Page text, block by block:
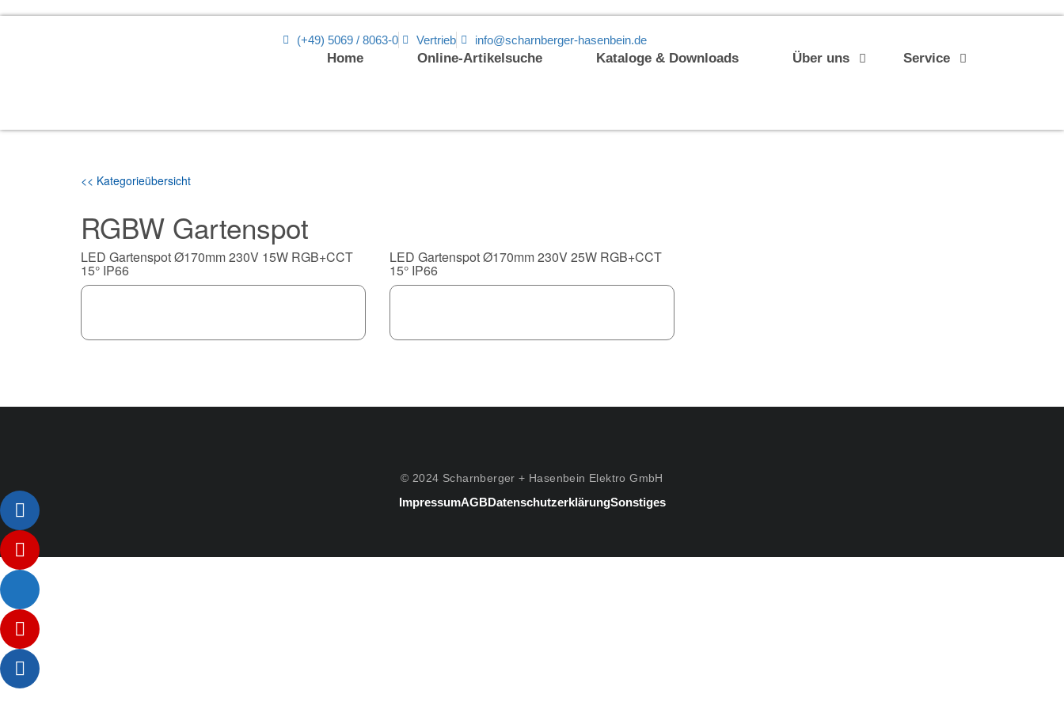
(+49) 5069 / 8063-0 Vertrieb info@scharnberger-hasenbein.de
Home Online-Artikelsuche Kataloge & Downloads Über uns Service
<< Kategorieübersicht
RGBW Gartenspot
LED Gartenspot Ø170mm 230V 15W RGB+CCT
15° IP66
LED Gartenspot Ø170mm 230V 25W RGB+CCT
15° IP66
© 2024 Scharnberger + Hasenbein Elektro GmbH
ImpressumAGBDatenschutzerklärungSonstiges